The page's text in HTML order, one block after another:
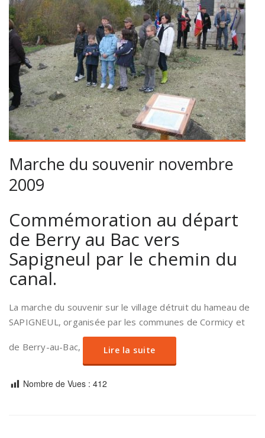
Marche du souvenir novembre
2009
Commémoration au départ
de Berry au Bac vers
Sapigneul par le chemin du
canal.
La marche du souvenir sur le village détruit du hameau de
SAPIGNEUL, organisée par les communes de Cormicy et
de Berry-au-Bac, Lire la suite
Nombre de Vues : 412